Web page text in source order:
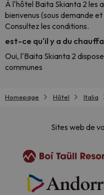
À l'hôtel Baita Skianta 2 les
bienvenus (sous demande
Consultez les conditions.
est-ce qu'il y a du
Oui, l'Baita Skianta 2
communes
Homepage Hôtel Italia
Sites web de